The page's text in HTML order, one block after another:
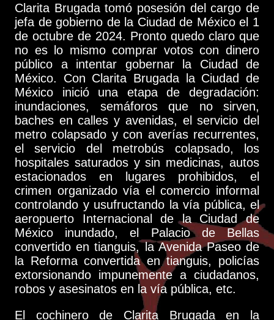
Clarita Brugada tomó posesión del cargo de
jefa de gobierno de la Ciudad de México el 1
de octubre de 2024. Pronto quedo claro que
no es lo mismo comprar votos con dinero
público a intentar gobernar la Ciudad de
México. Con Clarita Brugada la Ciudad de
México inició una etapa de degradación:
inundaciones, semáforos que no sirven,
baches en calles y avenidas, el servicio del
metro colapsado y con averías recurrentes,
el servicio del metrobús colapsado, los
hospitales saturados y sin medicinas, autos
estacionados en lugares prohibidos, el
crimen organizado vía el comercio informal
controlando y usufructando la vía pública, el
aeropuerto Internacional de la Ciudad de
México inundado, el Palacio de Bellas
convertido en tianguis, la Avenida Paseo de
la Reforma convertida en tianguis, policías
extorsionando impunemente a ciudadanos,
robos y asesinatos en la vía pública, etc.
El cochinero de Clarita Brugada en la